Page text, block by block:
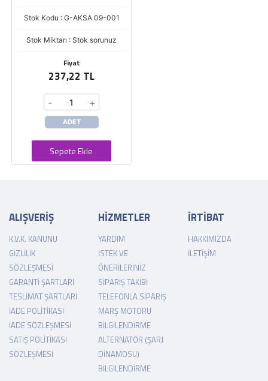
Stok Kodu : G-AKSA 09-001
Stok Miktarı : Stok sorunuz
Fiyat
237,22 TL
- +
ADET
Sepete Ekle
ALIŞVERİŞ
K.V.K. KANUNU
GIZLILIK
SÖZLEŞMESI
GARANTI ŞARTLARI
TESLIMAT ŞARTLARI
İADE POLITIKASI
İADE SÖZLEŞMESI
SATIŞ POLITIKASI
SÖZLEŞMESI
HİZMETLER
YARDIM
İSTEK VE
ÖNERILERINIZ
SIPARIŞ TAKIBI
TELEFONLA SIPARIŞ
MARŞ MOTORU
BILGILENDIRME
ALTERNATÖR (ŞARJ
DINAMOSU)
BILGILENDIRME
İRTİBAT
HAKKIMIZDA
İLETIŞIM